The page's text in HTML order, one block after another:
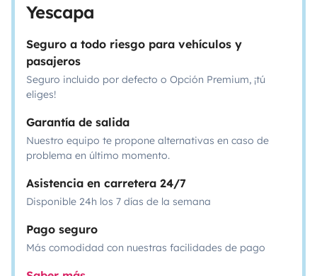
Yescapa
Seguro a todo riesgo para vehículos y
pasajeros
Seguro incluido por defecto o Opción Premium, ¡tú
eliges!
Garantía de salida
Nuestro equipo te propone alternativas en caso de
problema en último momento.
Asistencia en carretera 24/7
Disponible 24h los 7 días de la semana
Pago seguro
Más comodidad con nuestras facilidades de pago